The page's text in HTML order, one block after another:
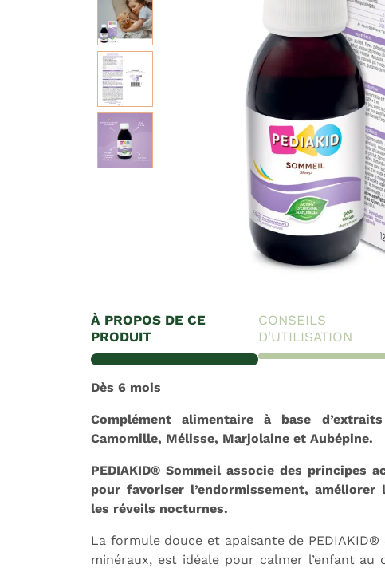
À PROPOS DE CE
PRODUIT
CONSEILS
D'UTILISATION
Dès 6 mois
Complément alimentaire à base
Camomille, Mélisse, Marjolaine et Aubépine.
PEDIAKID® Sommeil associe des principes
pour favoriser l’endormissement,
les réveils nocturnes.
La formule douce et apaisante de
minéraux, est idéale pour calmer l’enfant